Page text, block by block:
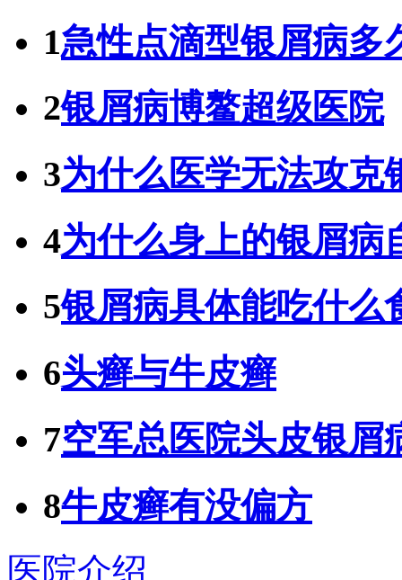
1急性点滴型银屑病多
2银屑病博鳌超级医院
3为什么医学无法攻克
4为什么身上的银屑病
5银屑病具体能吃什么
6头癣与牛皮癣
7空军总医院头皮银屑
8牛皮癣有没偏方
医院介绍